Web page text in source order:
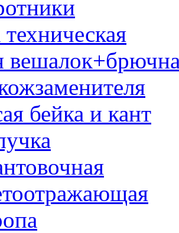
бейка и кант